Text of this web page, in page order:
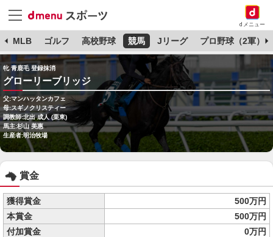
dメニュー
MLB ゴルフ 高校野球 競馬 Jリーグ プロ野球（2軍）
牝 青鹿毛 登録抹消
グローリーブリッジ
父:マンハッタンカフェ
母:スギノクリスティー
調教師:北出 成人 (栗東)
馬主:杉山 美惠
生産者:明治牧場
賞金
獲得賞金
500万円
本賞金
500万円
付加賞金
0万円